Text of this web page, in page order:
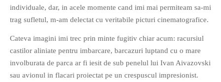
Contact
individuale, dar, in acele momente cand imi mai permiteam sa-mi
trag sufletul, m-am delectat cu veritabile picturi cinematografice.
Cateva imagini imi trec prin minte fugitiv chiar acum: racursiul
castilor aliniate pentru imbarcare, barcazuri luptand cu o mare
involburata de parca ar fi iesit de sub penelul lui Ivan Aivazovski
sau avionul in flacari proiectat pe un crespuscul impresionist.